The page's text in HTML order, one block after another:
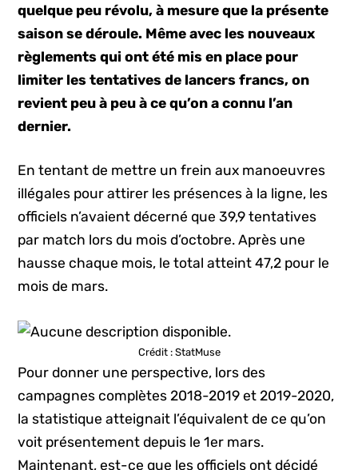
quelque peu révolu, à mesure que la présente
saison se déroule. Même avec les nouveaux
règlements qui ont été mis en place pour
limiter les tentatives de lancers francs, on
revient peu à peu à ce qu’on a connu l’an
dernier.
En tentant de mettre un frein aux manoeuvres
illégales pour attirer les présences à la ligne, les
officiels n’avaient décerné que 39,9 tentatives
par match lors du mois d’octobre. Après une
hausse chaque mois, le total atteint 47,2 pour le
mois de mars.
Crédit : StatMuse
Pour donner une perspective, lors des
campagnes complètes 2018-2019 et 2019-2020,
la statistique atteignait l’équivalent de ce qu’on
voit présentement depuis le 1er mars.
Maintenant, est-ce que les officiels ont décidé